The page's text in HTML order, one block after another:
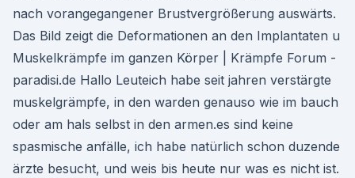
nach vorangegangener Brustvergrößerung auswärts.
Das Bild zeigt die Deformationen an den Implantaten u
Muskelkrämpfe im ganzen Körper | Krämpfe Forum -
paradisi.de Hallo Leuteich habe seit jahren verstärgte
muskelgrämpfe, in den warden genauso wie im bauch
oder am hals selbst in den armen.es sind keine
spasmische anfälle, ich habe natürlich schon duzende
ärzte besucht, und weis bis heute nur was es nicht ist.